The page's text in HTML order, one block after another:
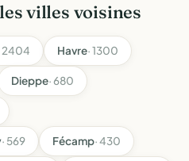
villes voisines
2404 Havre· 1300
Dieppe· 680
· 569 Fécamp· 430